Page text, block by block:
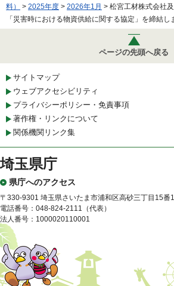
料）
> 2025年度 > 2026年1月 > 松宮工材株式会社
「災害時における物資供給に関する協定」を締結し
ページの先頭へ戻る
サイトマップ
ウェブアクセシビリティ
プライバシーポリシー・免責事項
著作権・リンクについて
関係機関リンク集
埼玉県庁
県庁へのアクセス
〒330-9301 埼玉県さいたま市浦和区高砂三丁目15番
電話番号：048-824-2111（代表）
法人番号：1000020110001